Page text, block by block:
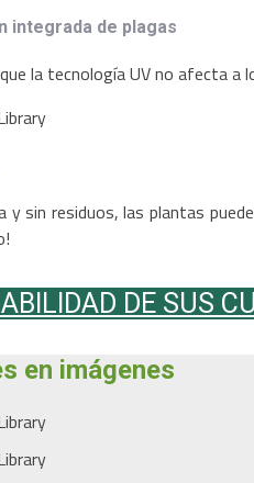
integrada de plagas
la tecnología UV no afecta
y sin residuos, las plantas
DE SUS
en imágenes